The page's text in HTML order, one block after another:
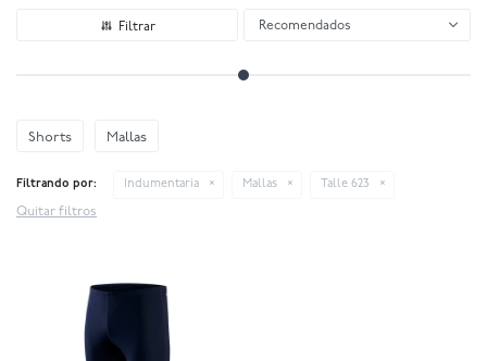
Recomendados
Shorts Mallas
Filtrando por: Indumentaria Mallas Talle 623
Quitar filtros